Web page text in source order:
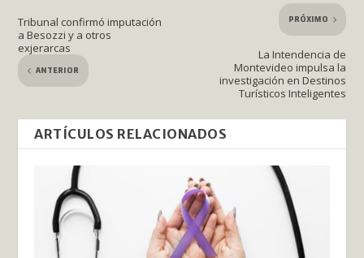
Tribunal confirmó imputación
a Besozzi y a otros
exjerarcas
ANTERIOR
PRÓXIMO
La Intendencia de
Montevideo impulsa la
investigación en Destinos
Turísticos Inteligentes
ARTÍCULOS RELACIONADOS